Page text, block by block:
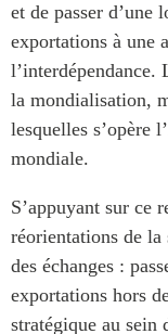
et de passer d’une
exportations à une
l’interdépendance.
la mondialisation,
lesquelles s’opère
mondiale.
S’appuyant sur ce
réorientations de
des échanges :
exportations hors
stratégique au sein